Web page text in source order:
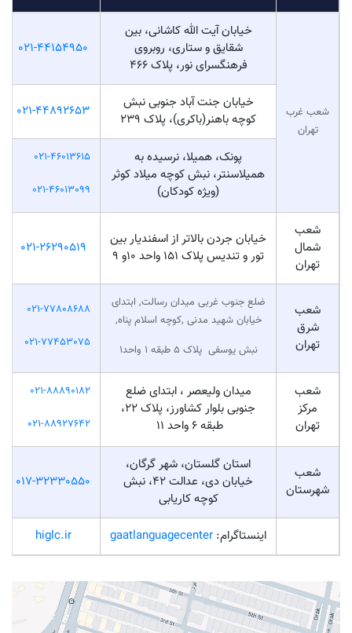
شعب غرب
تهران
خیابان آیت الله کاشانی، بین
شقایق و ستاری، روبروی
فرهنگسرای نور، پلاک 466
021-44154950
خیابان جنت آباد جنوبی نبش
کوچه باهنر(باکری)، پلاک 239
021-44892653
پونک، همیلا، نرسیده به
همیلاسنتر، نبش کوچه میلاد کوثر
(ویژه کودکان)
021-46013615
021-46013099
شعب
شمال
تهران
خیابان جردن بالاتر از اسفندیار بین
تور و تندیس پلاک 151 واحد 10و 9
021-26290519
شعب
شرق
تهران
ضلع جنوب غربی میدان رسالت, ابتدای
خیابان شهید مدنی ,کوچه اسلام پناه,
نبش یوسفی پلاک 5 طبقه 1 واحد1
021-77808688
021-77453075
شعب
مرکز
تهران
میدان ولیعصر ، ابتدای ضلع
جنوبی بلوار کشاورز، پلاک ۲۲،
طبقه ۶ واحد ۱۱
021-88890182
021-88927642
شعب
شهرستان
استان گلستان، شهر گرگان،
خیابان دی، عدالت 42، نبش
کوچه کاریابی
017-32330550
اینستاگرام: gaatlanguagecenter
higlc.ir